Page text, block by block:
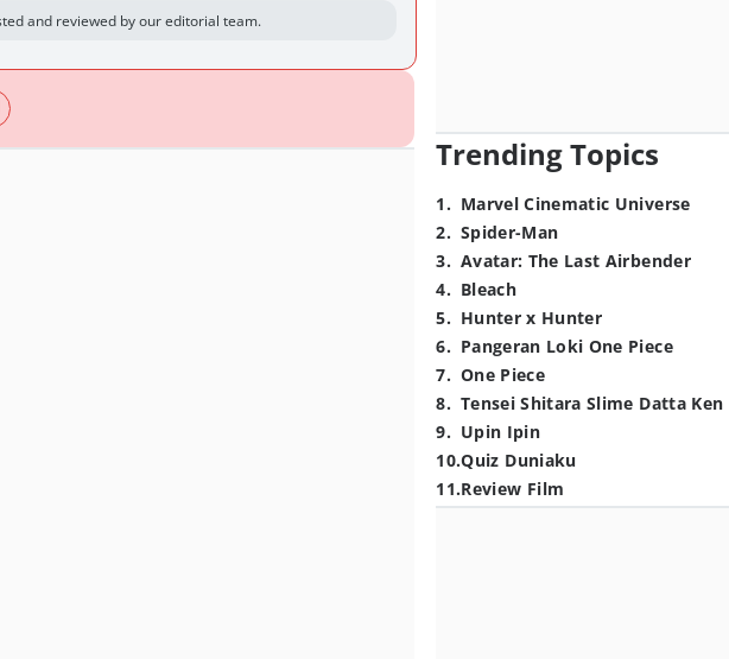
and reviewed by our editorial team.
Trending Topics
1. Marvel Cinematic Universe
2. Spider-Man
3. Avatar: The Last Airbender
4. Bleach
5. Hunter x Hunter
6. Pangeran Loki One Piece
7. One Piece
8. Tensei Shitara Slime Datta Ken
9. Upin Ipin
10.Quiz Duniaku
11.Review Film